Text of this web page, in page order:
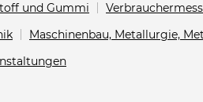
und Gummi
Maschinenbau, Metallurgie,